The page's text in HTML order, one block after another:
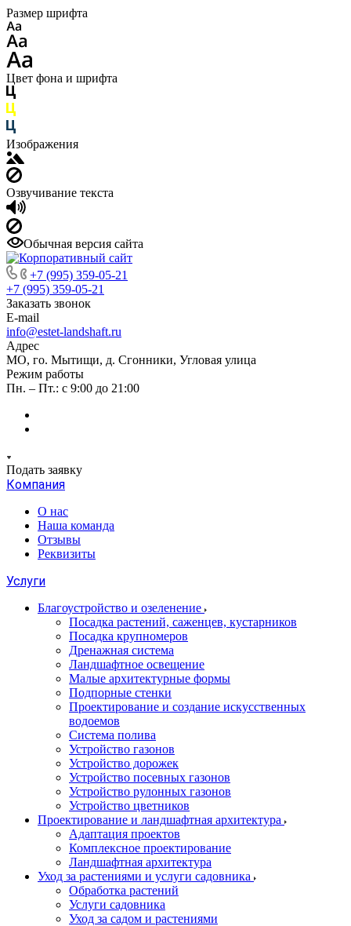
Размер шрифта
Цвет фона и шрифта
Изображения
Озвучивание текста
Обычная версия сайта
+7 (995) 359-05-21
+7 (995) 359-05-21
Заказать звонок
E-mail
info@estet-landshaft.ru
Адрес
МО, го. Мытищи, д. Сгонники, Угловая улица
Режим работы
Пн. – Пт.: с 9:00 до 21:00
Подать заявку
Компания
О нас
Наша команда
Отзывы
Реквизиты
Услуги
Благоустройство и озеленение
Посадка растений, саженцев, кустарников
Посадка крупномеров
Дренажная система
Ландшафтное освещение
Малые архитектурные формы
Подпорные стенки
Проектирование и создание искусственных
водоемов
Система полива
Устройство газонов
Устройство дорожек
Устройство посевных газонов
Устройство рулонных газонов
Устройство цветников
Проектирование и ландшафтная архитектура
Адаптация проектов
Комплексное проектирование
Ландшафтная архитектура
Уход за растениями и услуги садовника
Обработка растений
Услуги садовника
Уход за садом и растениями